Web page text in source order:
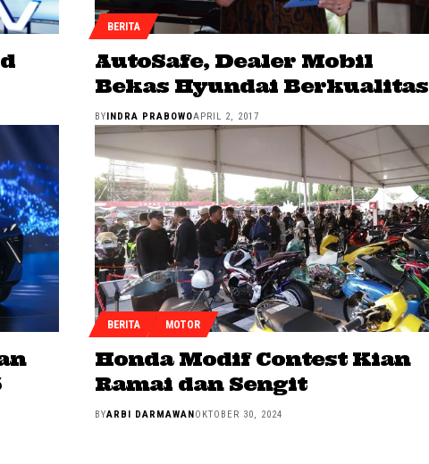
BERITA
AutoSafe, Dealer Mobil
Bekas Hyundai Berkualitas
BY INDRA PRABOWOAPRIL 2, 2017
BERITA MOTOR
Honda Modif Contest Kian
Ramai dan Sengit
BYARBI DARMAWAN OKTOBER 30, 2024